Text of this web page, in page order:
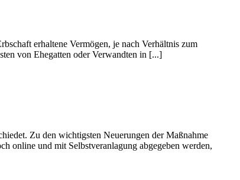
erhaltene Vermögen, je nach Verhältnis zum
von Ehegatten oder Verwandten in [...]
Zu den wichtigsten Neuerungen der Maßnahme
online und mit Selbstveranlagung abgegeben werden,